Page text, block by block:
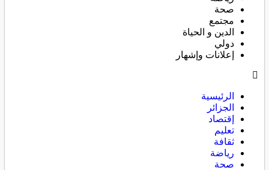
صحة
مجتمع
الدين و الحياة
دولي
إعلانات وإشهار
الرئيسية
الجزائر
إقتصاد
تعليم
ثقافة
رياضة
صحة